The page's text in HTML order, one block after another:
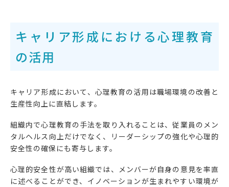
キャリア形成における心理教育
の活用
キャリア形成において、心理教育の活用は職場環境の改善と
生産性向上に直結します。
組織内で心理教育の手法を取り入れることは、従業員のメン
タルヘルス向上だけでなく、リーダーシップの強化や心理的
安全性の確保にも寄与します。
心理的安全性が高い組織では、メンバーが自身の意見を率直
に述べることができ、イノベーションが生まれやすい環境が